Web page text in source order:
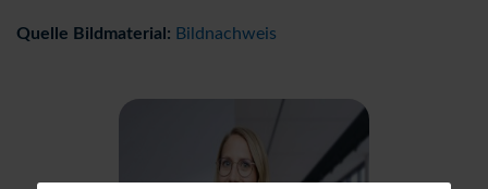
Quelle Bildmaterial: Bildnachweis